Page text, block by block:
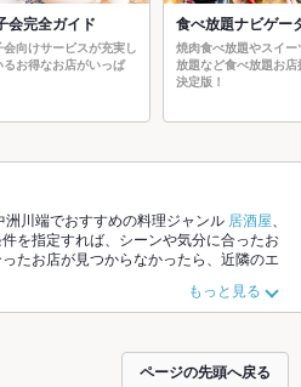
会完全ガイド
会向けサービスが充実し
るお得なお店がいっぱ
食べ放題ナビゲー
焼肉食べ放題やスイー
放題など食べ放題お店
決定版！
川端でおすすめの料理ジャンル 居酒屋
を指定すれば、シーンや気分に合ったお
たお店が見つからなかったら、近隣のエ
からあげ、お茶漬け 、
お店の最新情報をご紹介しているので安
ートやパーティーにもお得に便利にホッ
もっと見る
ページの先頭へ戻る